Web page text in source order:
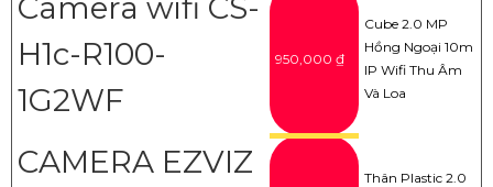
H1c-R100-
1G2WF
950,000 ₫
Cube 2.0 MP
Hồng Ngoại 10m
IP Wifi Thu Âm
Và Loa
CAMERA EZVIZ
Thân Plastic 2.0